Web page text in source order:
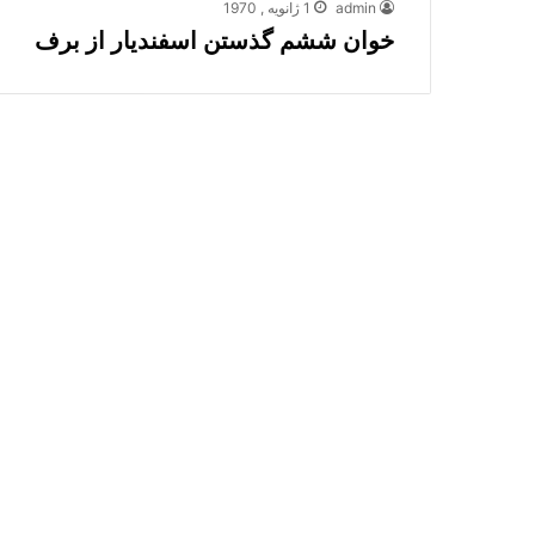
admin 1 ژانویه , 1970
خوان ششم گذستن اسفندیار از برف